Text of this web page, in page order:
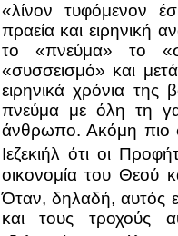
«λίνον τυφόμενον
πραεία και ειρηνική
το «πνεύμα» το
«συσσεισμό» και
ειρηνικά χρόνια της
πνεύμα με όλη τη
άνθρωπο. Ακόμη πιο
Ιεζεκιήλ ότι οι
οικονομία του Θεού
Όταν, δηλαδή, αυτός
και τους